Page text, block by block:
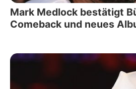
Mark Medlock bestätigt
Comeback und neues